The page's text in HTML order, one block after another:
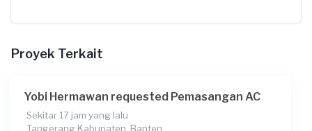
Proyek Terkait
Yobi Hermawan requested Pemasangan AC
Sekitar 17 jam yang lalu
Tangerang Kabupaten, Banten